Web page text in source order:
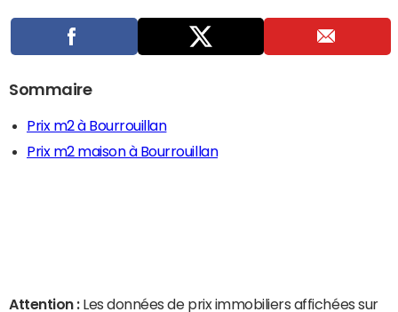
Sommaire
Prix m2 à Bourrouillan
Prix m2 maison à Bourrouillan
Attention : Les données de prix immobiliers affichées sur